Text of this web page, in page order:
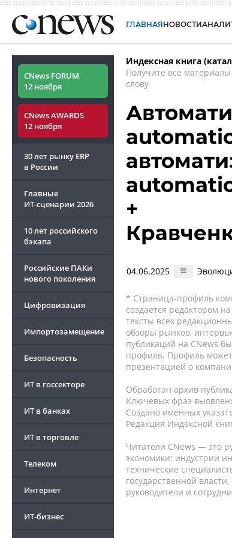
ГЛАВНАЯНОВОСТИ
CNews FORUM
12 ноября
CNews AWARDS
12 ноября
30 лет рынку ERP
в России
Главные
ИТ-сценарии 2026
10 лет российского
бэкапа
Российские ПАКи
нового поколения
Цифровизация
Импортозамещение
Безопасность
ИТ в госсекторе
ИТ в банках
ИТ в торговле
Телеком
Интернет
ИТ-бизнес
Индексная книга
Получите все
слову
+
04.06.2025
* Страница-профиль
создается редактором
тексты всех
обзоры рынков,
публикаций на CNews
профиль. Профиль
презентацией о
Обработан архив
Ключевых фраз
Создано именных
Редакция Индексной
Читатели CNews — это
экономики: индустрии
технические
государственной
руководители и